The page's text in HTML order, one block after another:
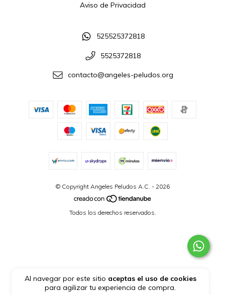
Al navegar por este sitio aceptas el uso de cookies
para agilizar tu experiencia de compra.
Aviso de Privacidad
525525372818
5525372818
contacto@angeles-peludos.org
© Copyright Angeles Peludos A.C. - 2026
Todos los derechos reservados.